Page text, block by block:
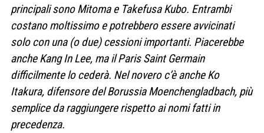
principali sono Mitoma e Takefusa Kubo. Entrambi
costano moltissimo e potrebbero essere avvicinati
solo con una (o due) cessioni importanti. Piacerebbe
anche Kang In Lee, ma il Paris Saint Germain
difficilmente lo cederà. Nel novero c’è anche Ko
Itakura, difensore del Borussia Moenchengladbach, più
semplice da raggiungere rispetto ai nomi fatti in
precedenza.